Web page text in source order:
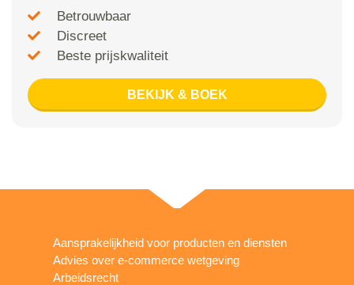
Betrouwbaar
Discreet
Beste prijskwaliteit
BEKIJK & BOEK
Aansprakelijkheid voor producten en diensten
Advies over e-commerce wetgeving
Arbeidsrecht